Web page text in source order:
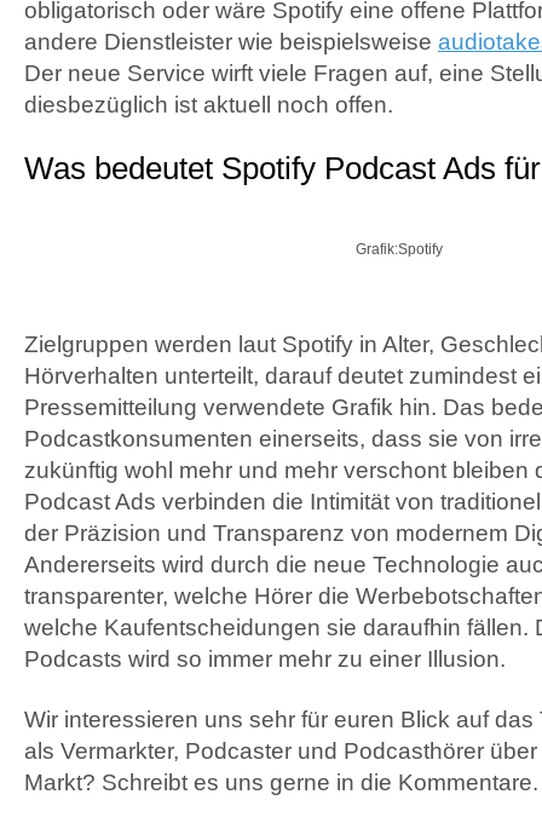
obligatorisch oder wäre Spotify eine offene
andere Dienstleister wie beispielsweise
Der neue Service wirft viele Fragen auf, eine
diesbezüglich ist aktuell noch offen.
Was bedeutet Spotify Podcast Ads
Grafik:Spotify
Zielgruppen werden laut Spotify in Alter,
Hörverhalten unterteilt, darauf deutet zumindest
Pressemitteilung verwendete Grafik hin. Das
Podcastkonsumenten einerseits, dass sie von
zukünftig wohl mehr und mehr verschont bleiben
Podcast Ads verbinden die Intimität von
der Präzision und Transparenz von modernem
Andererseits wird durch die neue Technologie
transparenter, welche Hörer die
welche Kaufentscheidungen sie daraufhin fällen.
Podcasts wird so immer mehr zu einer Illusion.
Wir interessieren uns sehr für euren Blick auf
als Vermarkter, Podcaster und Podcasthörer
Markt? Schreibt es uns gerne in die Kommentare.